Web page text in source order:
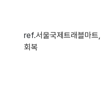
ref.서울국제트래블마
회복